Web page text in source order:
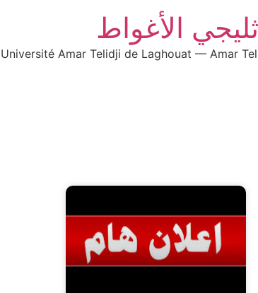
الأغواط
Université Amar Telidji de Laghouat — Amar